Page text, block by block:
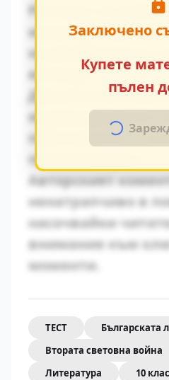
Ритъмът на
изгражда чрез
на динамични и
епизоди.
Диалогичната реч
индивидуалните
персонажите и
принадлежност.
Авторският
ненатрапчиво в
насочвайки
внимание към
моменти.
Заключено
Купете
пълен
ТЕСТ
Българската
Втората световна война
Литература
10 клас